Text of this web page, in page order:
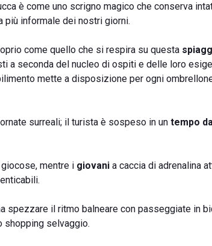
è come uno scrigno magico che conserva
più informale dei nostri giorni.
come quello che si respira su questa
a seconda del nucleo di ospiti e delle loro
mette a disposizione per ogni
surreali; il turista è sospeso in un tempo
mentre i giovani a caccia di adrenalina
spezzare il ritmo balneare con passeggiate in
shopping selvaggio.